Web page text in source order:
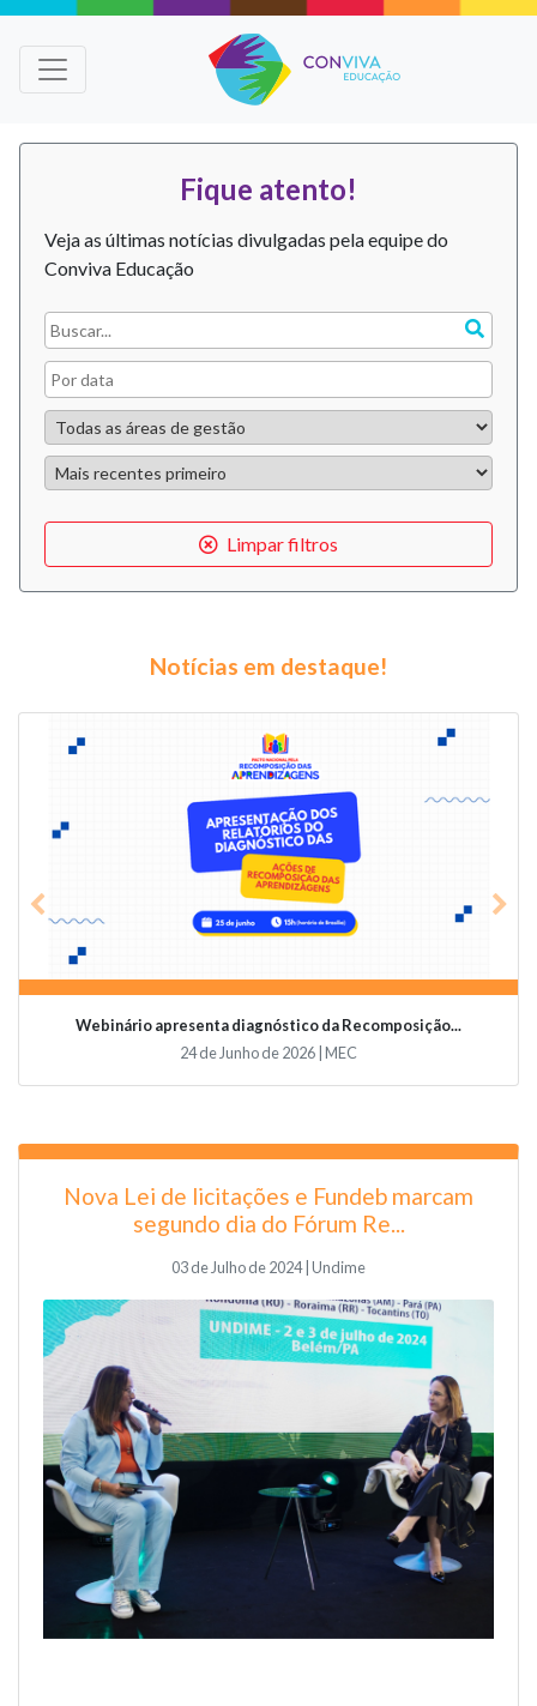
Fique atento!
Veja as últimas notícias divulgadas pela equipe do
Conviva Educação
Limpar filtros
Notícias em destaque!
Webinário apresenta diagnóstico da Recomposição...
24 de Junho de 2026 | MEC
Previous
Nova Lei de licitações e Fundeb marcam
segundo dia do Fórum Re...
03 de Julho de 2024 | Undime